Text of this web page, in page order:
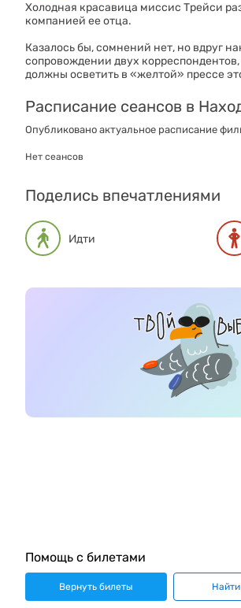
Холодная красавица миссис Трейси
компанией ее отца.
Казалось бы, сомнений нет, но вдруг
сопровождении двух
должны осветить в «желтой» прессе
Расписание сеансов в
Опубликовано актуальное расписание
Нет сеансов
Поделись впечатлениями
Идти
Помощь с билетами
Вернуть билеты